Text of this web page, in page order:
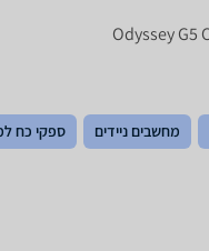
מחשבים ניידים ספקי כח